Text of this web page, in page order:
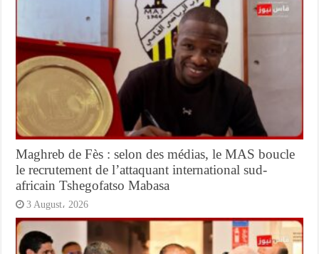
Maghreb de Fès : selon des médias, le MAS boucle
le recrutement de l’attaquant international sud-
africain Tshegofatso Mabasa
3 August، 2026